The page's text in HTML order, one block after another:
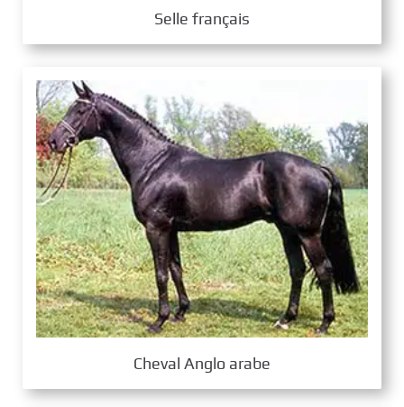
Selle français
Cheval Anglo arabe